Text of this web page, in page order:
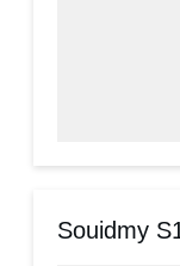
Souidmy